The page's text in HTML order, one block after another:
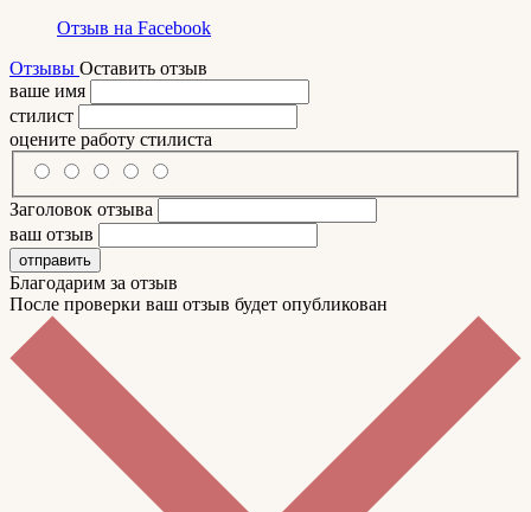
Отзыв на Facebook
Отзывы Оставить отзыв
ваше имя
стилист
оцените работу стилиста
Заголовок отзыва
ваш отзыв
отправить
Благодарим за отзыв
После проверки ваш отзыв будет опубликован